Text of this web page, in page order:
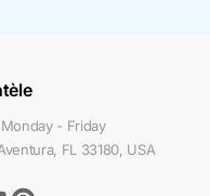
- Friday
FL 33180, USA